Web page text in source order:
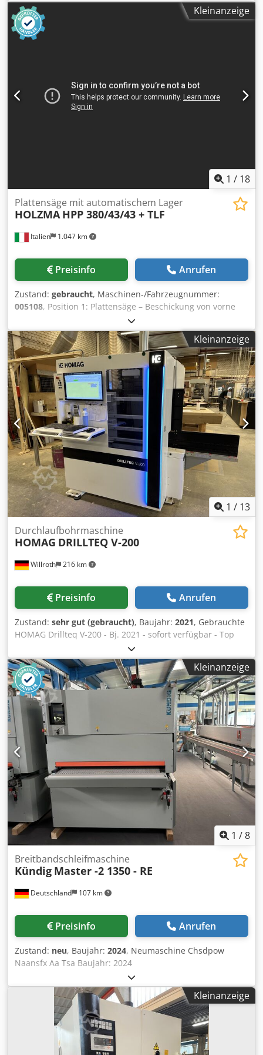
wir nur unter Angabe Ihrer Adresse + Telefonnummer!)
Unterdruckteppich: ja Chjdpewqdbmsfx Aa Tsa Anzahl der
Arbeitsaggregate: 4 Nr
Kleinanzeige
1 / 18
Italien 1.047 km
Plattensäge mit automatischem Lager
HOLZMA HPP 380/43/43 + TLF
Preisinfo Anrufen
Zustand: gebraucht, Maschinen-/Fahrzeugnummer:
005108, Position 1: Plattensäge – Beschickung von vorne
HOLZMA-HPP 380/43/43 + TLF Position 2: Horizontales
Lager HOLZMA-HPP 380/43/43 + TLF Csdswuck Ijpfx Aa
Toha
Kleinanzeige
1 / 13
Willroth 216 km
Durchlaufbohrmaschine
HOMAG DRILLTEQ V-200
Preisinfo Anrufen
Zustand: sehr gut (gebraucht), Baujahr: 2021, Gebrauchte
HOMAG Drillteq V-200 - Bj. 2021 - sofort verfügbar - Top
Zustand - Werkzeuge können mitgeliefert werden gegen
Aufpreis. Bei Fragen gerne melden. Cjdpfozdvuvjx Aa Toha
Kleinanzeige
1 /8
Deutschland 107 km
Breitbandschleifmaschine
Kündig Master -2 1350 - RE
Preisinfo Anrufen
Zustand: neu, Baujahr: 2024, Neumaschine Chsdpow
Naansfx Aa Tsa Baujahr: 2024
MASCHINENSUCHERANFRAGEN: Bitte haben Sie
Verständnis dafür, dass wir diese Neumaschine nicht
außerhalb unseres Verkaufsgebietes in Deutschland
(Rhein-Main-Gebiet und NRW) anbieten. Diese Anfragen
werden nicht beantwortet. MACHINESEEKER ENQUIRIES:
Please understand that we do not offer this new machine
outside our sales area in Germany (Rhine-Main area and
Kleinanzeige